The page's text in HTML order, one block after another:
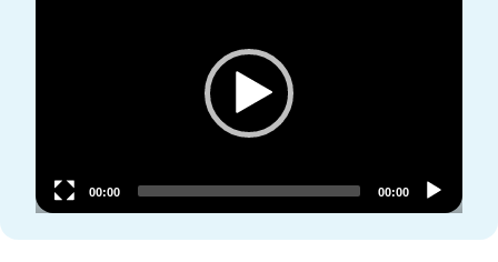
00:00
00:00